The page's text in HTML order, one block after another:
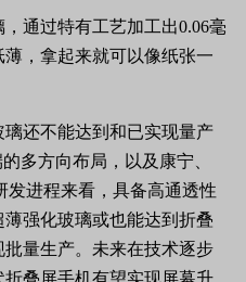
通过特有工艺加工出0.06毫
，拿起来就可以像纸张一
还不能达到和已实现量产
多方向布局，以及康宁、
发进程来看，具备高通透性
强化玻璃或也能达到折叠
量生产。未来在技术逐步
叠屏手机有望实现屏幕升